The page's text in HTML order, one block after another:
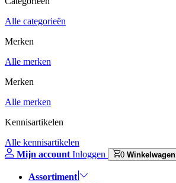
Alle categorieën
Merken
Alle merken
Merken
Alle merken
Kennisartikelen
Alle kennisartikelen
Mijn account Inloggen 0 Winkelwagen
Assortiment